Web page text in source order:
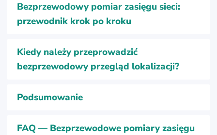
Bezprzewodowy pomiar zasięgu sieci:
przewodnik krok po kroku
Kiedy należy przeprowadzić
bezprzewodowy przegląd lokalizacji?
Podsumowanie
FAQ — Bezprzewodowe pomiary zasięgu